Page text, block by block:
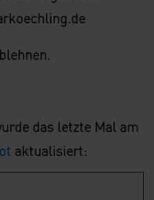
das letzte Mal am
aktualisiert: